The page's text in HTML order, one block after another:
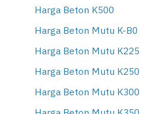
Harga Beton K500
Harga Beton Mutu K-B0
Harga Beton Mutu K225
Harga Beton Mutu K250
Harga Beton Mutu K300